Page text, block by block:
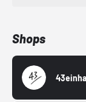
Shops